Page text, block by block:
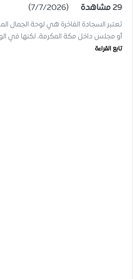
29 مشاهدة (7/7/2026)
تعتبر السجادة الفاخرة هي لوحة الجمال
أو مجلس داخل مكة المكرمة، لكنها في
تابع القراءة